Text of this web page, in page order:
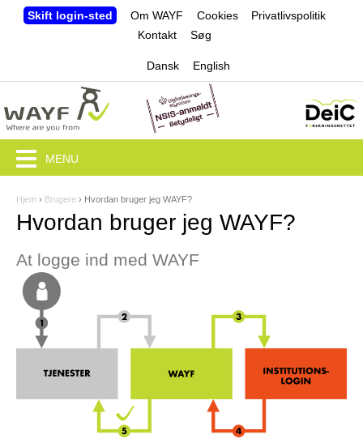
Jump to navigation
Skift login-sted Om WAYF Cookies
Privatlivspolitik
Kontakt
Søg
Dansk English
D
u
e
e
Hjem › Brugere › Hvordan bruger jeg WAYF?
Hvordan bruger jeg WAYF?
At logge ind med WAYF
MENU